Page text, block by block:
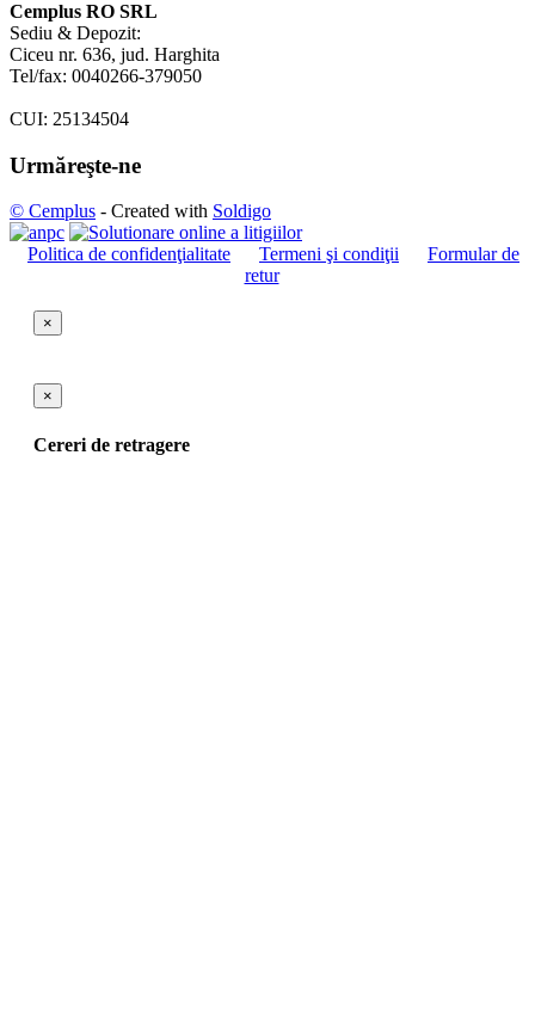
Cemplus RO SRL
Sediu & Depozit:
Ciceu nr. 636, jud. Harghita
Tel/fax: 0040266-379050
CUI: 25134504
Urmăreşte-ne
© Cemplus - Created with Soldigo
Politica de confidenţialitate Termeni şi condiţii
Formular de
retur
×
×
Cereri de retragere